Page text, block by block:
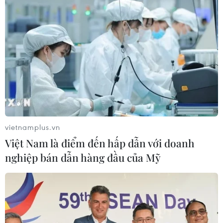
ổn như áp dụng với xăng dầu.
vietnamplus.vn
Việt Nam là điểm đến hấp dẫn với doanh
nghiệp bán dẫn hàng đầu của Mỹ